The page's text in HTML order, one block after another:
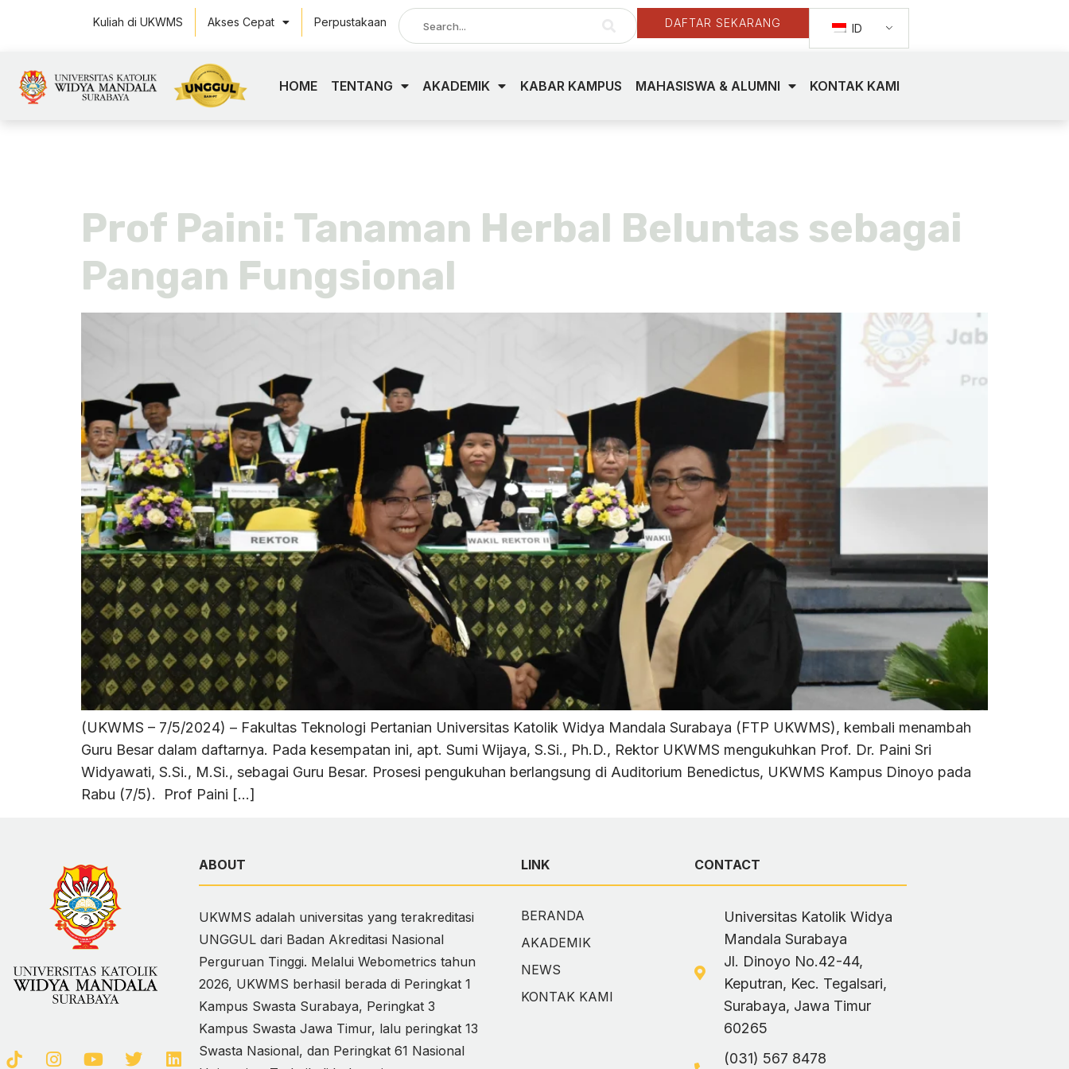
Kuliah di UKWMS Akses Cepat Perpustakaan DAFTAR SEKARANG ID
HOME TENTANG AKADEMIK KABAR KAMPUS MAHASISWA & ALUMNI KONTAK KAMI
Prof Paini: Tanaman Herbal Beluntas sebagai
Pangan Fungsional
(UKWMS – 7/5/2024) – Fakultas Teknologi Pertanian Universitas Katolik Widya Mandala Surabaya (FTP UKWMS), kembali menambah
Guru Besar dalam daftarnya. Pada kesempatan ini, apt. Sumi Wijaya, S.Si., Ph.D., Rektor UKWMS mengukuhkan Prof. Dr. Paini Sri
Widyawati, S.Si., M.Si., sebagai Guru Besar. Prosesi pengukuhan berlangsung di Auditorium Benedictus, UKWMS Kampus Dinoyo pada
Rabu (7/5). Prof Paini […]
ABOUT
UKWMS adalah universitas yang terakreditasi
UNGGUL dari Badan Akreditasi Nasional
Perguruan Tinggi. Melalui Webometrics tahun
2026, UKWMS berhasil berada di Peringkat 1
Kampus Swasta Surabaya, Peringkat 3
Kampus Swasta Jawa Timur, lalu peringkat 13
Swasta Nasional, dan Peringkat 61 Nasional
LINK
BERANDA
AKADEMIK
NEWS
KONTAK KAMI
CONTACT
Universitas Katolik Widya
Mandala Surabaya
Jl. Dinoyo No.42-44,
Keputran, Kec. Tegalsari,
Surabaya, Jawa Timur
60265
(031) 567 8478